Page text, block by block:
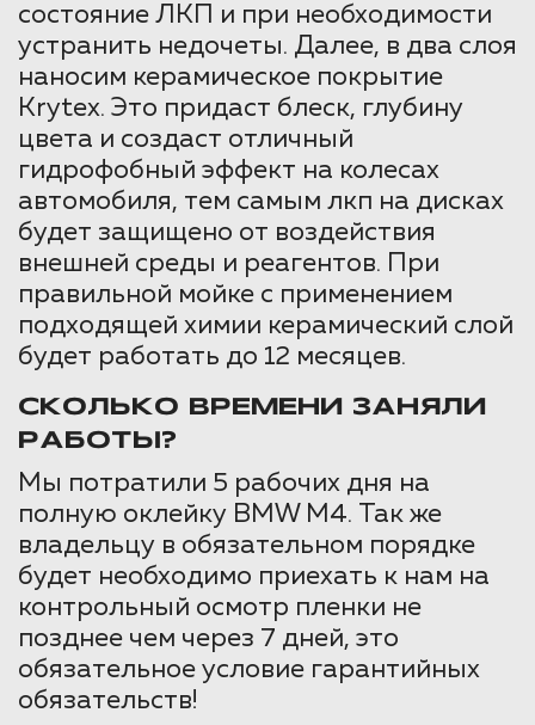
состояние ЛКП и при необходимости
устранить недочеты. Далее, в два слоя
наносим керамическое покрытие
Krytex. Это придаст блеск, глубину
цвета и создаст отличный
гидрофобный эффект на колесах
автомобиля, тем самым лкп на дисках
будет защищено от воздействия
внешней среды и реагентов. При
правильной мойке с применением
подходящей химии керамический слой
будет работать до 12 месяцев.
СКОЛЬКО ВРЕМЕНИ ЗАНЯЛИ
РАБОТЫ?
Мы потратили 5 рабочих дня на
полную оклейку BMW M4. Так же
владельцу в обязательном порядке
будет необходимо приехать к нам на
контрольный осмотр пленки не
позднее чем через 7 дней, это
обязательное условие гарантийных
обязательств!